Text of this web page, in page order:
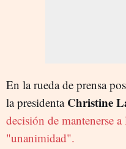
En la rueda de prensa
la presidenta Christine
decisión de mantenerse
"unanimidad".